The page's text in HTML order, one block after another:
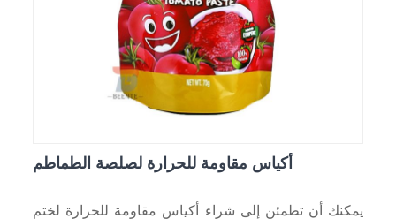
أكياس مقاومة للحرارة لصلصة الطماطم
يمكنك أن تطمئن إلى شراء أكياس مقاومة للحرارة لختم